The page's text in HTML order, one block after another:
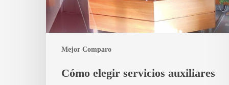
Mejor Comparo
bien
evitando
Cómo elegir servicios auxiliares